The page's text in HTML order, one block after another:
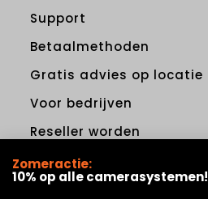
Support
Betaalmethoden
Gratis advies op locatie
Voor bedrijven
Reseller worden
Levering en verzendtijd
Retourneren en annuleren
Zomeractie:
10% op alle camerasystemen!